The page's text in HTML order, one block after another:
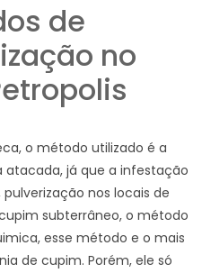
de
no
o método utilizado é a
já que a infestação
nos locais de
subterrâneo, o método
esse método e o mais
de cupim. Porém, ele só